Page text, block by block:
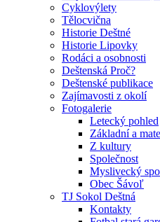
Cyklovýlety
Tělocvična
Historie Deštné
Historie Lipovky
Rodáci a osobnosti
Deštenská Proč?
Deštenské publikace
Zajímavosti z okolí
Fotogalerie
Letecký pohled
Základní a
Z kultury
Společnost
Myslivecký
Obec Šávoľ
TJ Sokol Deštná
Kontakty